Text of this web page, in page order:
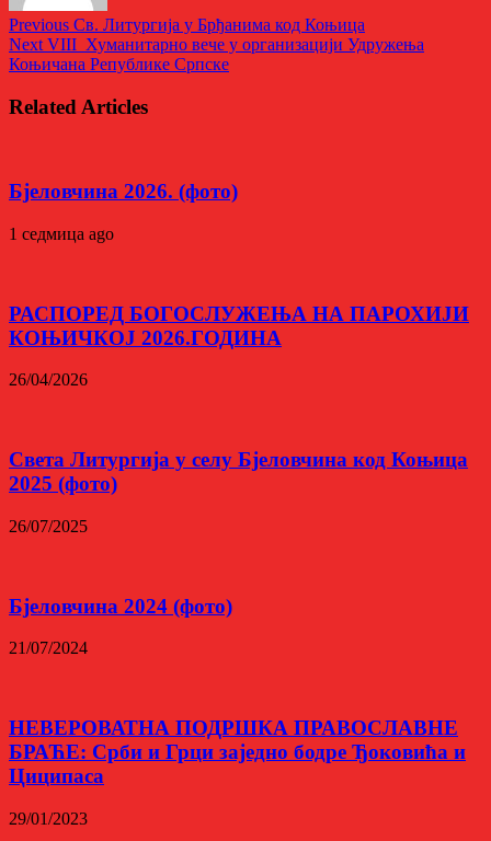
Previous Св. Литургија у Брђанима код Коњица
Next VIII Хуманитарно вече у организацији Удружења
Коњичана Републике Српске
Related Articles
Бјеловчина 2026. (фото)
1 седмица ago
РАСПОРЕД БОГОСЛУЖЕЊА НА ПАРОХИЈИ
КОЊИЧКОЈ 2026.ГОДИНА
26/04/2026
Света Литургија у селу Бјеловчина код Коњица
2025 (фото)
26/07/2025
Бјеловчина 2024 (фото)
21/07/2024
НЕВЕРОВАТНА ПОДРШКА ПРАВОСЛАВНЕ
БРАЋЕ: Срби и Грци заједно бодре Ђоковића и
Циципаса
29/01/2023